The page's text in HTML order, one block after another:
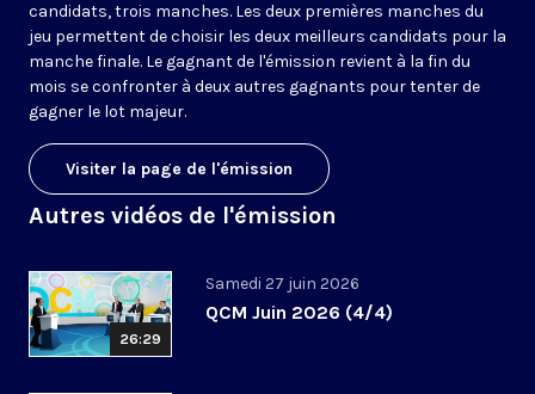
candidats, trois manches. Les deux premières manches du
jeu permettent de choisir les deux meilleurs candidats pour la
manche finale. Le gagnant de l'émission revient à la fin du
mois se confronter à deux autres gagnants pour tenter de
gagner le lot majeur.
Visiter la page de l'émission
Autres vidéos de l'émission
26:29
Samedi 27 juin 2026
QCM Juin 2026 (4/4)